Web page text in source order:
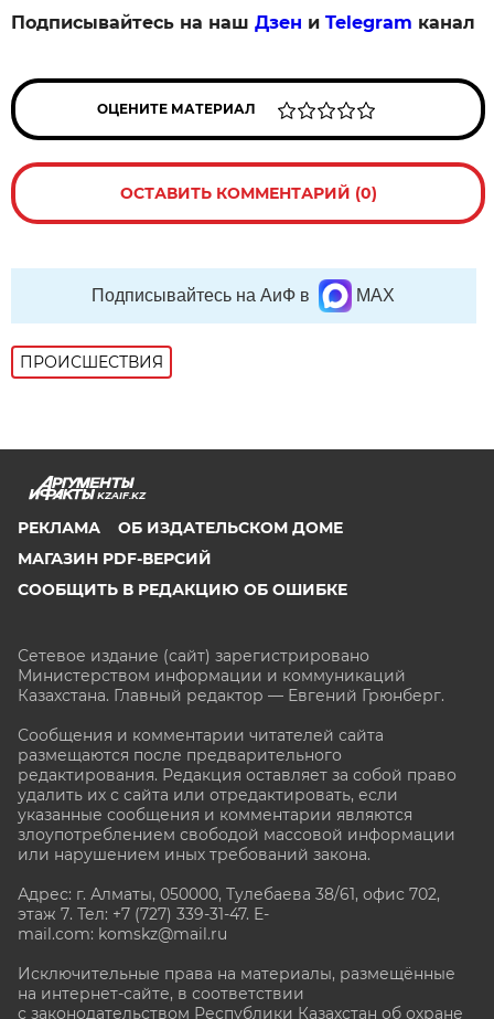
Подписывайтесь на нашДзен иTelegram канал
ОЦЕНИТЕ МАТЕРИАЛ
ОСТАВИТЬ КОММЕНТАРИЙ (0)
Подписывайтесь на АиФ в MAX
ПРОИСШЕСТВИЯ
KZAIF.KZ
РЕКЛАМА
ОБ ИЗДАТЕЛЬСКОМ ДОМЕ
МАГАЗИН PDF-ВЕРСИЙ
СООБЩИТЬ В РЕДАКЦИЮ ОБ ОШИБКЕ
Сетевое издание (сайт) зарегистрировано
Министерством информации и коммуникаций
Казахстана. Главный редактор — Евгений Грюнберг.
Сообщения и комментарии читателей сайта
размещаются после предварительного
редактирования. Редакция оставляет за собой право
удалить их с сайта или отредактировать, если
указанные сообщения и комментарии являются
злоупотреблением свободой массовой информации
или нарушением иных требований закона.
Адрес: г. Алматы, 050000, Тулебаева 38/61, офис 702,
этаж 7. Тел: +7 (727) 339-31-47. E-
mail.com: komskz@mail.ru
Исключительные права на материалы, размещённые
на интернет-сайте, в соответствии
с законодательством Республики Казахстан об охране